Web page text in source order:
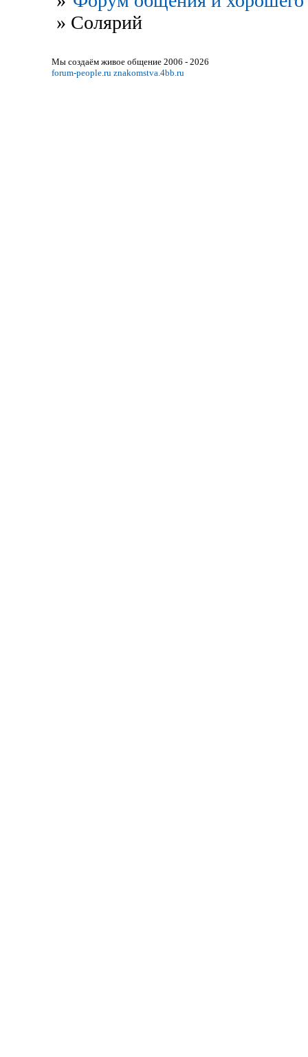
» Солярий
Мы создаём живое общение 2006 - 2026
forum-people.ru znakomstva.4bb.ru